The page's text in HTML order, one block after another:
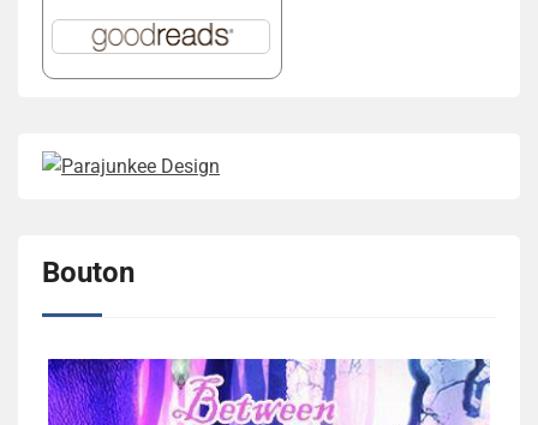
Bouton